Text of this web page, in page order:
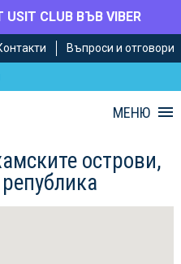
CLUB ВЪВ VIBER
Въпроси и отговори
МЕНЮ
острови,